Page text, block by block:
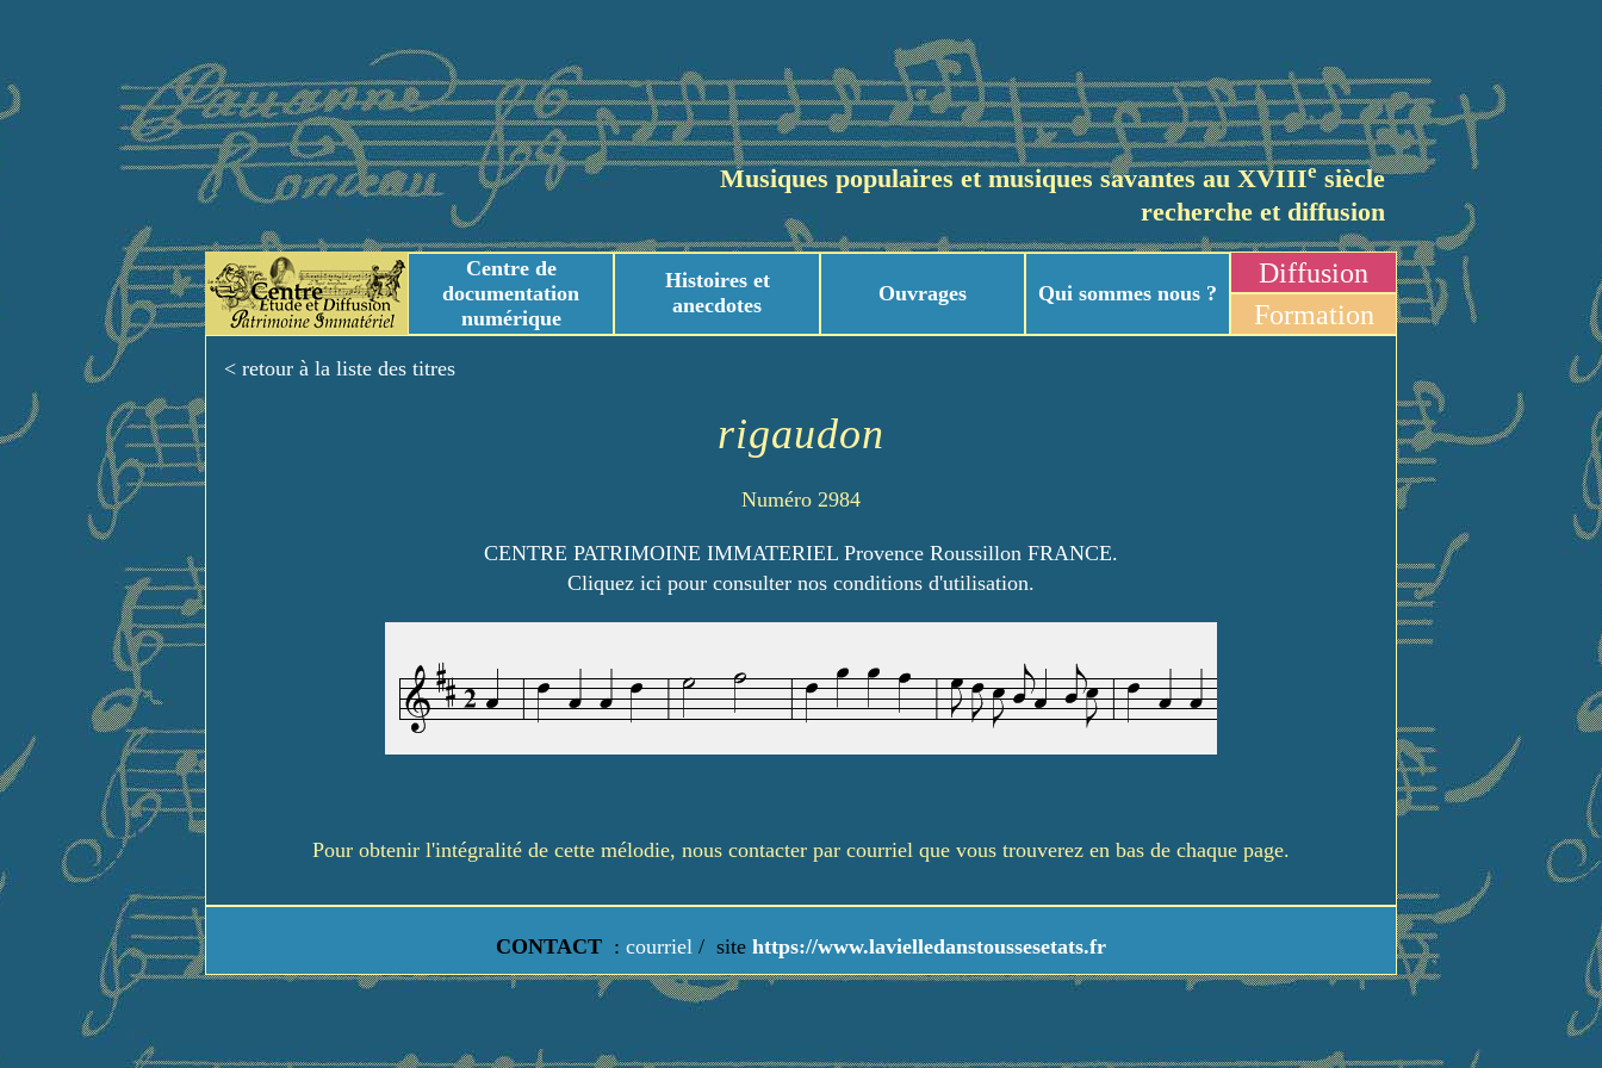
Musiques populaires et musiques savantes au XVIIIesiècle
recherche et diffusion
Centre de
documentation
numérique
Histoires et
anecdotes
Ouvrages Qui sommes nous ?
Diffusion
Formation
< retour à la liste des titres
rigaudon
Numéro 2984
CENTRE PATRIMOINE IMMATERIEL Provence Roussillon FRANCE.
Cliquez ici pour consulter nos conditions d'utilisation.
Pour obtenir l'intégralité de cette mélodie, nous contacter par courriel que vous trouverez en bas de chaque page.
CONTACT : courriel / site https://www.lavielledanstoussesetats.fr